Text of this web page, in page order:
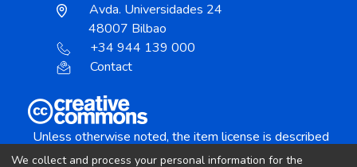
Avda. Universidades 24
48007 Bilbao
+34 944 139 000
Contact
Unless otherwise noted, the item license is described
We collect and process your personal information for the